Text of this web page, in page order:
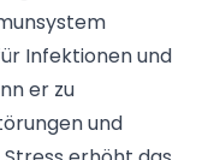
Infektionen und
er zu
und